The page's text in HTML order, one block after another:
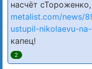
насчёт
metalist.com/news/
ustupil-nikolaevu-
капец!
2